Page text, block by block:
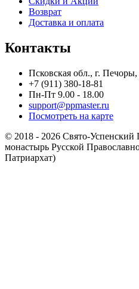
Возврат
Доставка и оплата
Контакты
Псковская обл., г.
+7 (911) 380-18-81
Пн-Пт 9.00 - 18.00
support@ppmaster.ru
Посмотреть на карте
© 2018 - 2026 Свято-
монастырь Русской
Патриархат)